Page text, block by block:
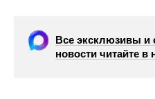
Все эксклюзивы и
новости читайте